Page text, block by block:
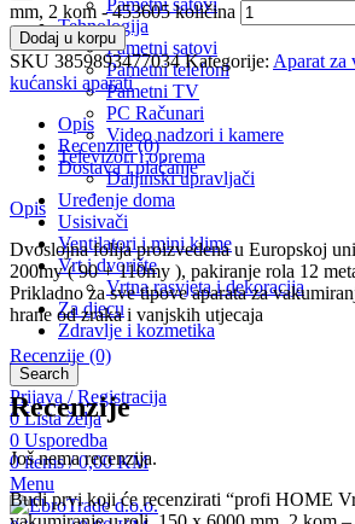
Pametni satovi
Tehnologija
Pametni satovi
Pametni telefoni
Pametni TV
PC Računari
Video nadzori i kamere
Televizori i oprema
Daljinski upravljači
Uređenje doma
Usisivači
Ventilatori i mini klime
Vrt i dvorište
Vrtna rasvjeta i dekoracija
Za djecu
Zdravlje i kozmetika
Search
Prijava / Registracija
0Lista želja
0 Usporedba
0items / 0,00KM
Menu
mm, 2 kom - 453605 količina
Dodaj u korpu
SKU 3859893477034Kategorije: Aparat za
kućanski aparati
Opis
Recenzije (0)
Dostava i plaćanje
Opis
Dvoslojna folija proizvedena u Europskoj
200my ( 90 + 110my ), pakiranje rola 12
Prikladno za sve tipove aparata za
hrane od zraka i vanjskih utjecaja
Recenzije (0)
Recenzije
Još nema recenzija.
Budi prvi koji će recenzirati “profi HOME